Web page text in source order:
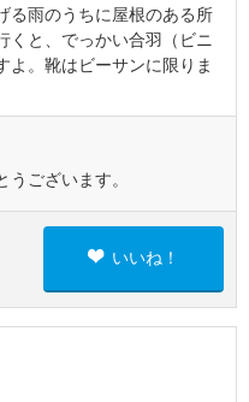
雨のうちに屋根のある所
くと、でっかい合羽（ビニ
よ。靴はビーサンに限りま
ございます。
いいね！